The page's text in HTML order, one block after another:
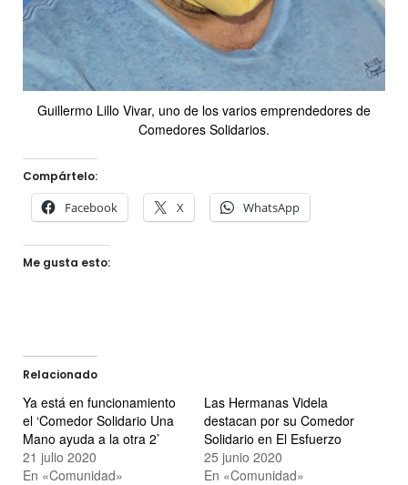
Guillermo Lillo Vivar, uno de los varios emprendedores de
Comedores Solidarios.
Compártelo:
Facebook X WhatsApp
Me gusta esto:
Relacionado
Ya está en funcionamiento
el ‘Comedor Solidario Una
Mano ayuda a la otra 2’
21 julio 2020
En «Comunidad»
Las Hermanas Videla
destacan por su Comedor
Solidario en El Esfuerzo
25 junio 2020
En «Comunidad»